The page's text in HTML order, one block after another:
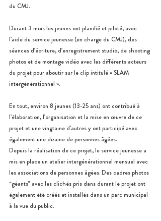
du CMJ.
Durant 3 mois les jeunes ont planifié et piloté, avec
l’aide du service jeunesse (en charge du CMJ), des
séances d’écriture, d’enregistrement studio, de shooting
photos et de montage vidéo avec les différents acteurs
du projet pour aboutir sur le clip intitulé « SLAM
intergénérationnel ».
En tout, environ 8 jeunes (13-25 ans) ont contribué à
l’élaboration, l’organisation et la mise en œuvre de ce
projet et une vingtaine d’autres y ont participé avec
également une dizaine de personnes âgées.
Depuis la réalisation de ce projet, le service jeunesse a
mis en place un atelier intergénérationnel mensuel avec
les associations de personnes âgées. Des cadres photos
“géants” avec les clichés pris dans durant le projet ont
également été créés et installés dans un parc municipal
à la vue du public.